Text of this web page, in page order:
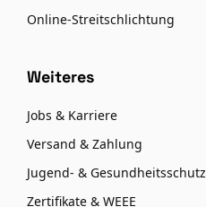
Online-Streitschlichtung
Weiteres
Jobs & Karriere
Versand & Zahlung
Jugend- & Gesundheitsschutz
Zertifikate & WEEE